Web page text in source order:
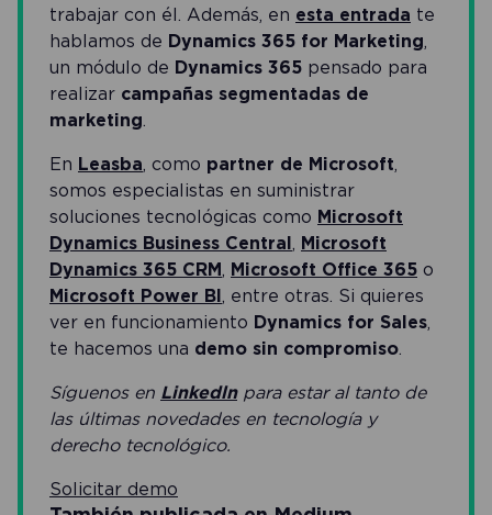
trabajar con él. Además, en esta entrada te
hablamos de Dynamics 365 for Marketing,
un módulo de Dynamics 365 pensado para
realizar campañas segmentadas de
marketing.
En Leasba, como partner de Microsoft,
somos especialistas en suministrar
soluciones tecnológicas como Microsoft
Dynamics Business Central, Microsoft
Dynamics 365 CRM, Microsoft Office 365 o
Microsoft Power BI, entre otras. Si quieres
ver en funcionamiento Dynamics for Sales,
te hacemos una demo sin compromiso.
Síguenos en Linkedlnpara estar al tanto de
las últimas novedades en tecnología y
derecho tecnológico.
Solicitar demo